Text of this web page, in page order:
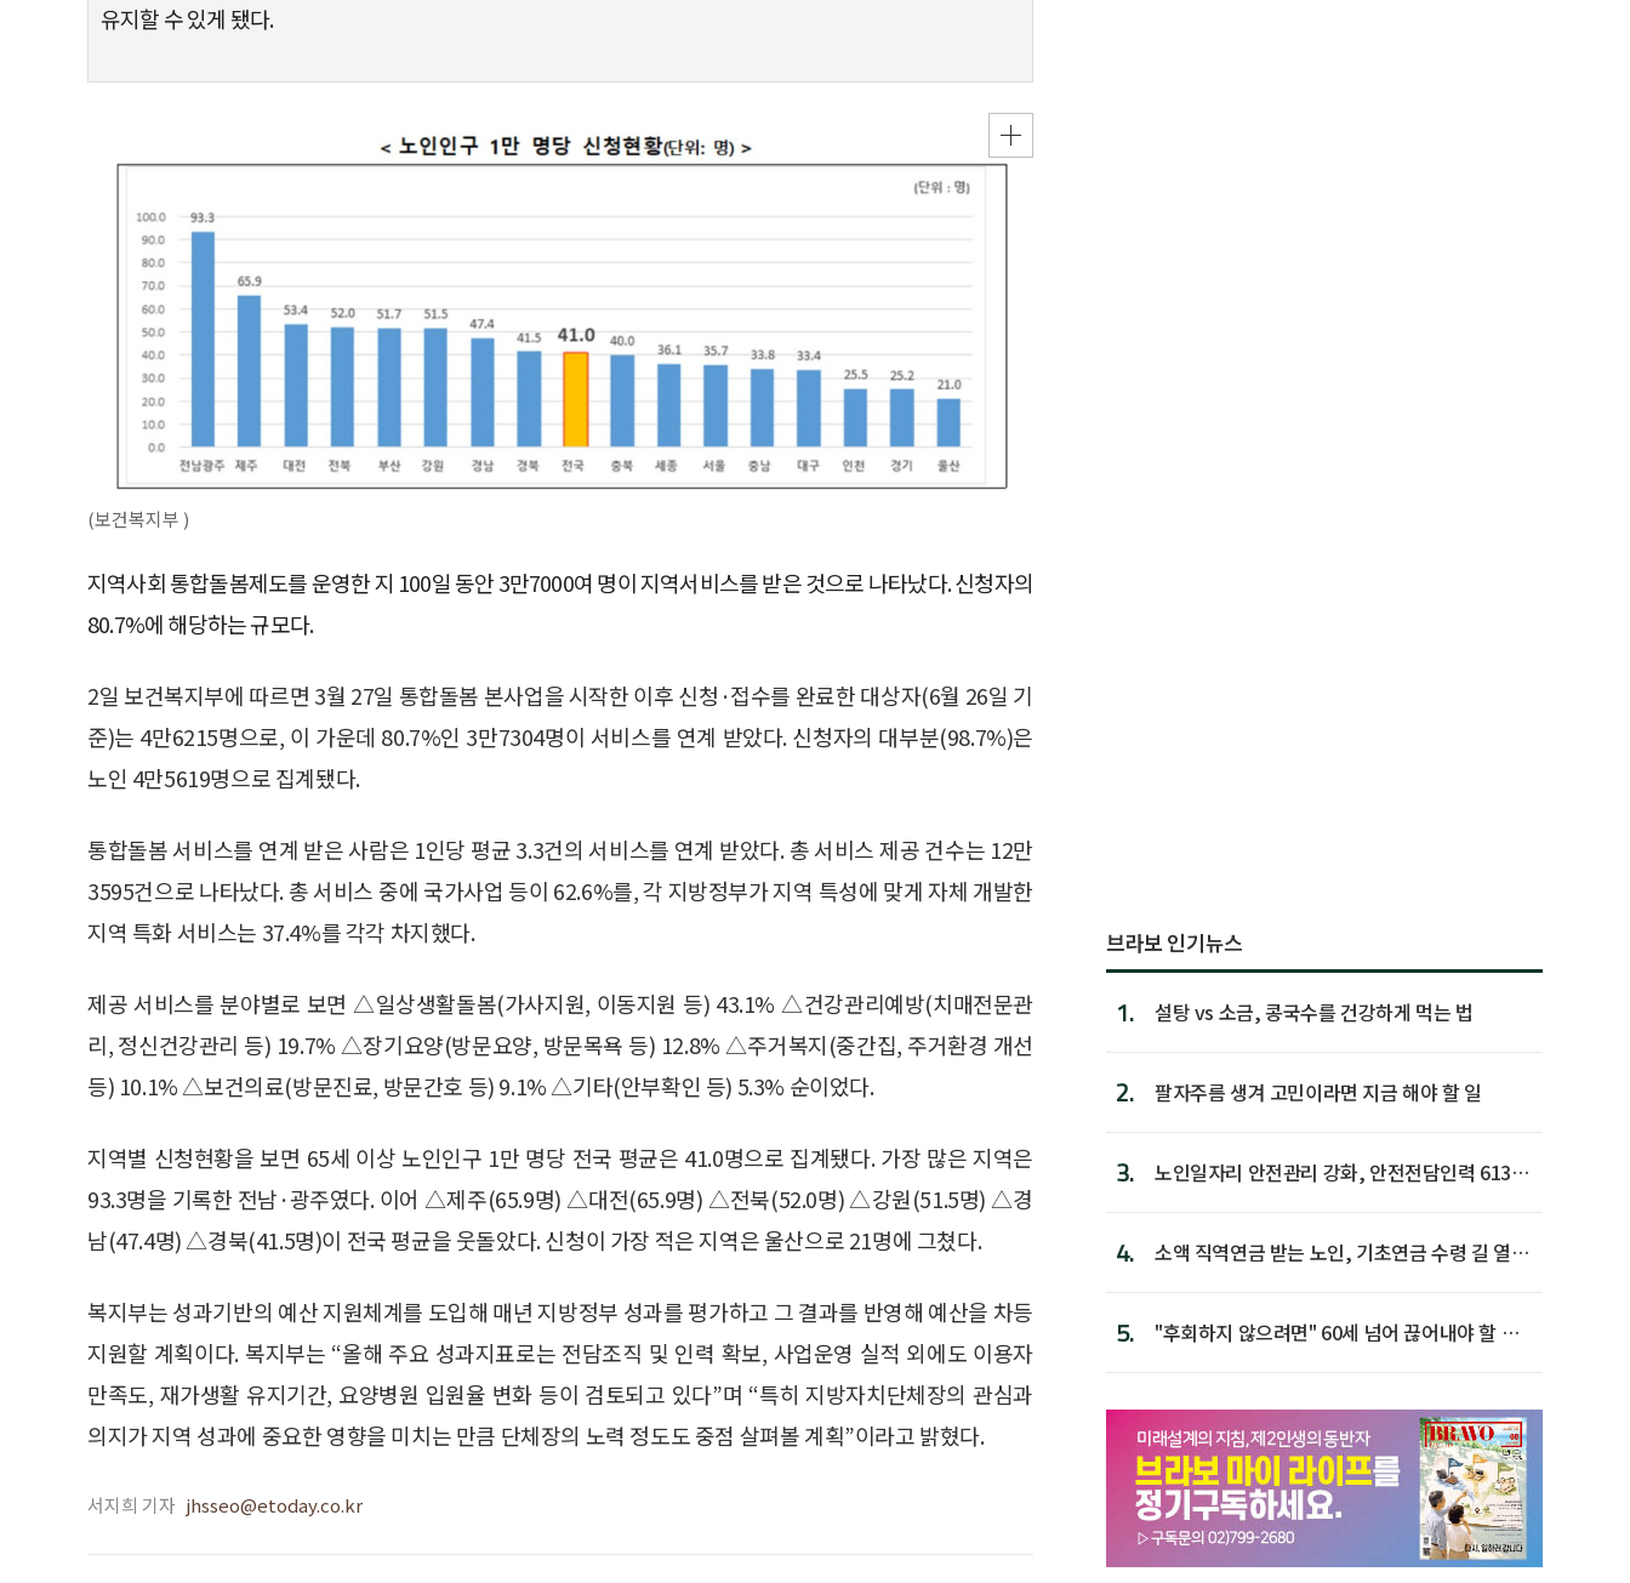
유지할 수 있게 됐다.
(보건복지부 )
지역사회 통합돌봄제도를 운영한 지 100일 동안 3만7000여 명이 지역서비스를 받은 것으로 나타났다. 신청자의
80.7%에 해당하는 규모다.
2일 보건복지부에 따르면 3월 27일 통합돌봄 본사업을 시작한 이후 신청·접수를 완료한 대상자(6월 26일 기
준)는 4만6215명으로, 이 가운데 80.7%인 3만7304명이 서비스를 연계 받았다. 신청자의 대부분(98.7%)은
노인 4만5619명으로 집계됐다.
통합돌봄 서비스를 연계 받은 사람은 1인당 평균 3.3건의 서비스를 연계 받았다. 총 서비스 제공 건수는 12만
3595건으로 나타났다. 총 서비스 중에 국가사업 등이 62.6%를, 각 지방정부가 지역 특성에 맞게 자체 개발한
지역 특화 서비스는 37.4%를 각각 차지했다.
제공 서비스를 분야별로 보면 △일상생활돌봄(가사지원, 이동지원 등) 43.1% △건강관리예방(치매전문관
리, 정신건강관리 등) 19.7% △장기요양(방문요양, 방문목욕 등) 12.8% △주거복지(중간집, 주거환경 개선
등) 10.1% △보건의료(방문진료, 방문간호 등) 9.1% △기타(안부확인 등) 5.3% 순이었다.
지역별 신청현황을 보면 65세 이상 노인인구 1만 명당 전국 평균은 41.0명으로 집계됐다. 가장 많은 지역은
93.3명을 기록한 전남·광주였다. 이어 △제주(65.9명) △대전(65.9명) △전북(52.0명) △강원(51.5명) △경
남(47.4명) △경북(41.5명)이 전국 평균을 웃돌았다. 신청이 가장 적은 지역은 울산으로 21명에 그쳤다.
복지부는 성과기반의 예산 지원체계를 도입해 매년 지방정부 성과를 평가하고 그 결과를 반영해 예산을 차등
지원할 계획이다. 복지부는 “올해 주요 성과지표로는 전담조직 및 인력 확보, 사업운영 실적 외에도 이용자
만족도, 재가생활 유지기간, 요양병원 입원율 변화 등이 검토되고 있다”며 “특히 지방자치단체장의 관심과
의지가 지역 성과에 중요한 영향을 미치는 만큼 단체장의 노력 정도도 중점 살펴볼 계획”이라고 밝혔다.
서지희 기자 jhsseo@etoday.co.kr
브라보 인기뉴스
1. 설탕 vs 소금, 콩국수를 건강하게 먹는 법
2. 팔자주름 생겨 고민이라면 지금 해야 할 일
3.
노인일자리 안전관리 강화, 안전전담인력 613명
4.
소액 직역연금 받는 노인, 기초연금 수령 길 열린
5.
"후회하지 않으려면" 60세 넘어 끊어내야 할 사